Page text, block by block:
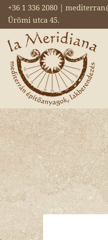
+36 1 336 2080 |
Ürömi utca 45.